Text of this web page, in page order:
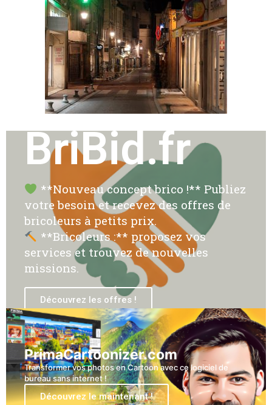
BriBid.fr
**Nouveau concept brico !** Publiez
votre besoin et recevez des offres de
bricoleurs à petits prix.
**Bricoleurs :** proposez vos
services et trouvez de nouvelles
missions.
Découvrez les offres !
PrimaCartoonizer.com
Transformer vos photos en Cartoon avec ce logiciel de
bureau sans internet !
Découvrez le maintenant !